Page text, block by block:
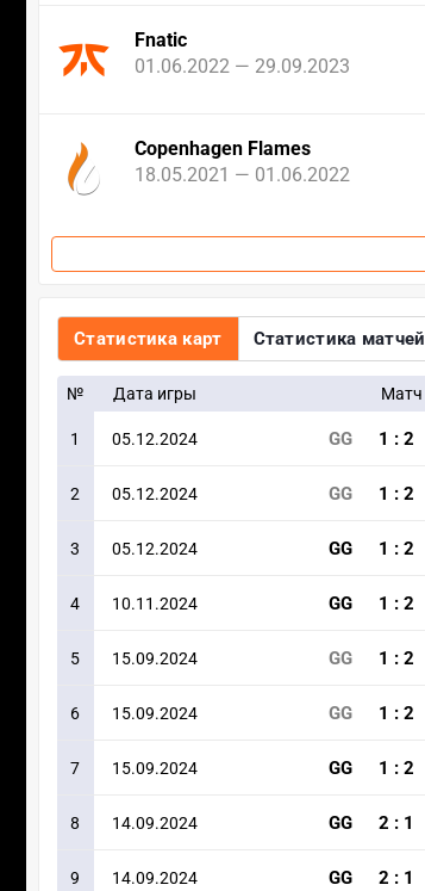
Fnatic
01.06.2022 — 29.09.2023
Copenhagen Flames
18.05.2021 — 01.06.2022
Статистика карт Статистика матчей
№ Дата игры Матч
1 05.12.2024 GG 1 : 2
2 05.12.2024 GG 1 : 2
3 05.12.2024 GG 1 : 2
4 10.11.2024 GG 1 : 2
5 15.09.2024 GG 1 : 2
6 15.09.2024 GG 1 : 2
7 15.09.2024 GG 1 : 2
8 14.09.2024 GG 2 : 1
9 14.09.2024 GG 2 : 1